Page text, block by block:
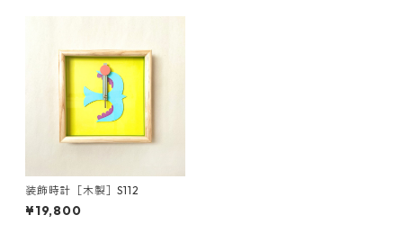
装飾時計［木製］S112
¥19,800